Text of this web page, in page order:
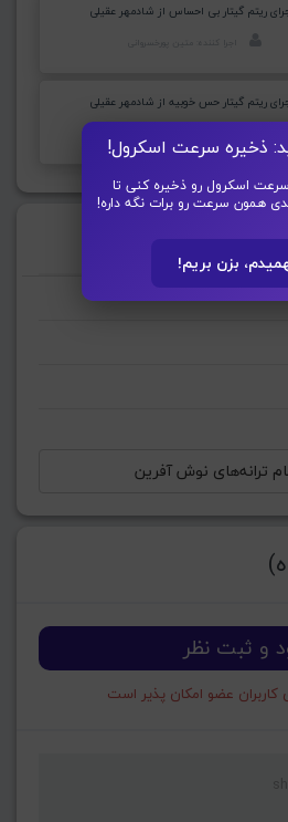
ذخیره سرعت اسکرول!
اسکرول رو ذخیره کنی تا
همون سرعت رو برات نگه داره!
بزن بریم!
ریتم گیتار بی احساس از شادمهر عقیلی
ریتم گیتار حس خوبیه از شادمهر عقیلی
آفرین
ترانه‌های نوش آفرین
و ثبت نظر
کاربران عضو امکان پذیر است